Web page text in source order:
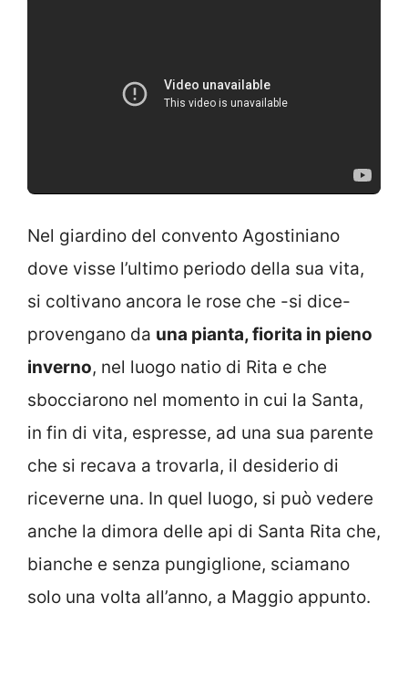
Nel giardino del convento Agostiniano
dove visse l’ultimo periodo della sua vita,
si coltivano ancora le rose che -si dice-
provengano da una pianta, fiorita in pieno
inverno, nel luogo natio di Rita e che
sbocciarono nel momento in cui la Santa,
in fin di vita, espresse, ad una sua parente
che si recava a trovarla, il desiderio di
riceverne una. In quel luogo, si può vedere
anche la dimora delle api di Santa Rita che,
bianche e senza pungiglione, sciamano
solo una volta all’anno, a Maggio appunto.